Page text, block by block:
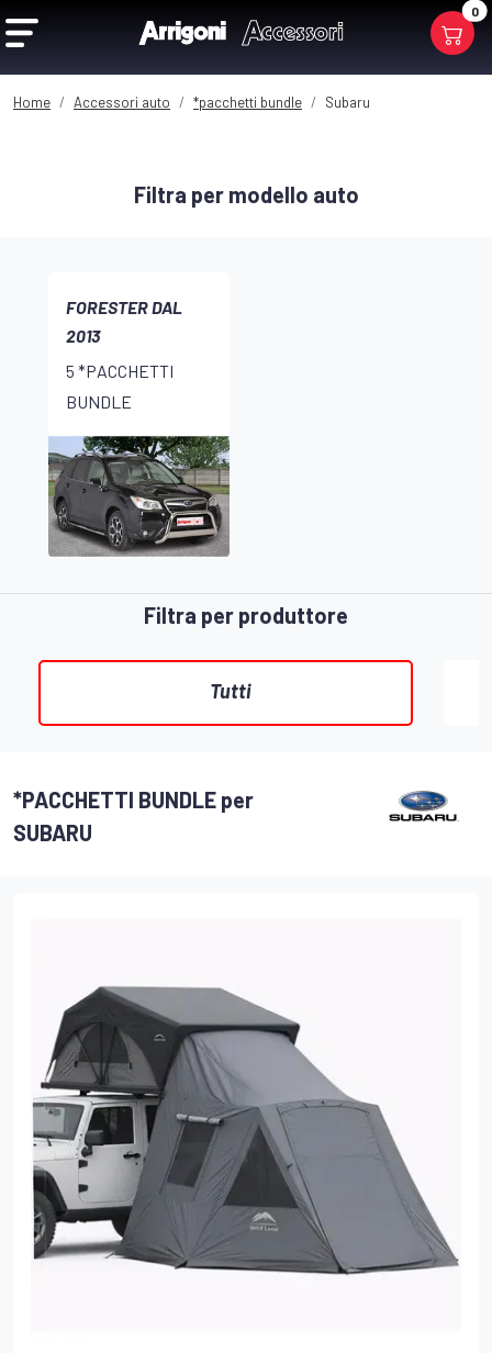
0
Home Accessori auto *pacchetti bundle Subaru
Filtra per modello auto
FORESTER DAL
2013
5 *PACCHETTI
BUNDLE
Filtra per produttore
Tutti
*PACCHETTI BUNDLE per
SUBARU